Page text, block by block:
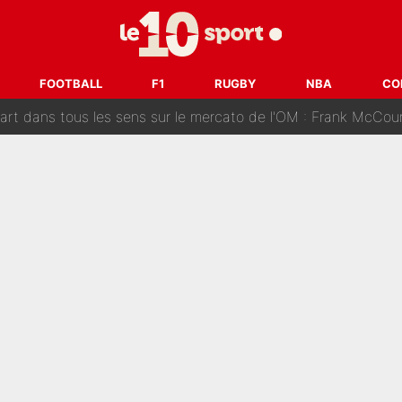
FOOTBALL F1 RUGBY NBA
que Zinedine Zidane a accepté dans son entourage : «Je
à Zinedine Zidane en équipe de France : «Je n'aurais
dans tous les sens sur le mercato de l'OM : Frank McCourt va